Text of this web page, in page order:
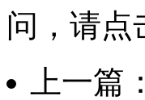
问，请点
上一篇：